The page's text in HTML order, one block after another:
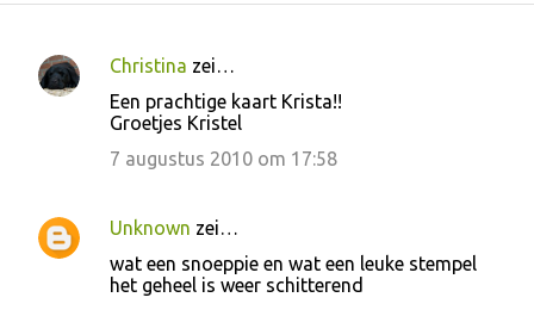
R
t
i
Christina zei…
Een prachtige kaart Krista!!
Groetjes Kristel
7 augustus 2010 om 17:58
Unknown zei…
wat een snoeppie en wat een leuke stempel
het geheel is weer schitterend